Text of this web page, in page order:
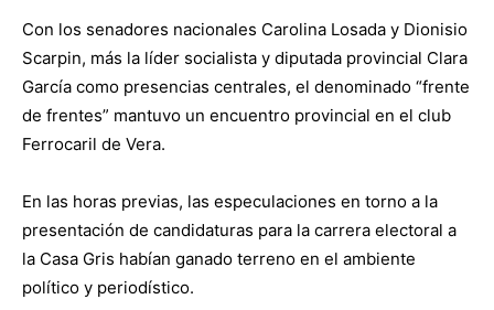
Con los senadores nacionales Carolina Losada y Dionisio
Scarpin, más la líder socialista y diputada provincial Clara
García como presencias centrales, el denominado “frente
de frentes” mantuvo un encuentro provincial en el club
Ferrocaril de Vera.
En las horas previas, las especulaciones en torno a la
presentación de candidaturas para la carrera electoral a
la Casa Gris habían ganado terreno en el ambiente
político y periodístico.